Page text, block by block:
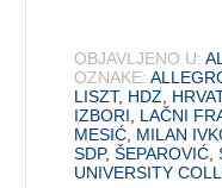
OBJAVLJENO U:
OZNAKE:
LISZT, HDZ
IZBORI
LAČNI
MESIĆ MILAN
SDP,ŠEPAROVIĆ ,
UNIVERSITY